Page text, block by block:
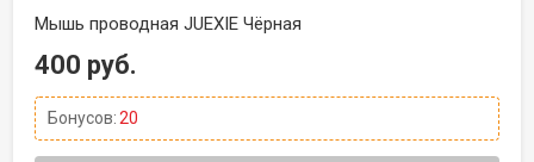
Мышь проводная JUEXIE Чёрная
400 руб.
Бонусов:20